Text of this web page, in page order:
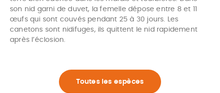
son nid garni de duvet, la femelle dépose entre 8 et 11
œufs qui sont couvés pendant 25 à 30 jours. Les
canetons sont nidifuges, ils quittent le nid rapidement
après l’éclosion.
Toutes les espèces